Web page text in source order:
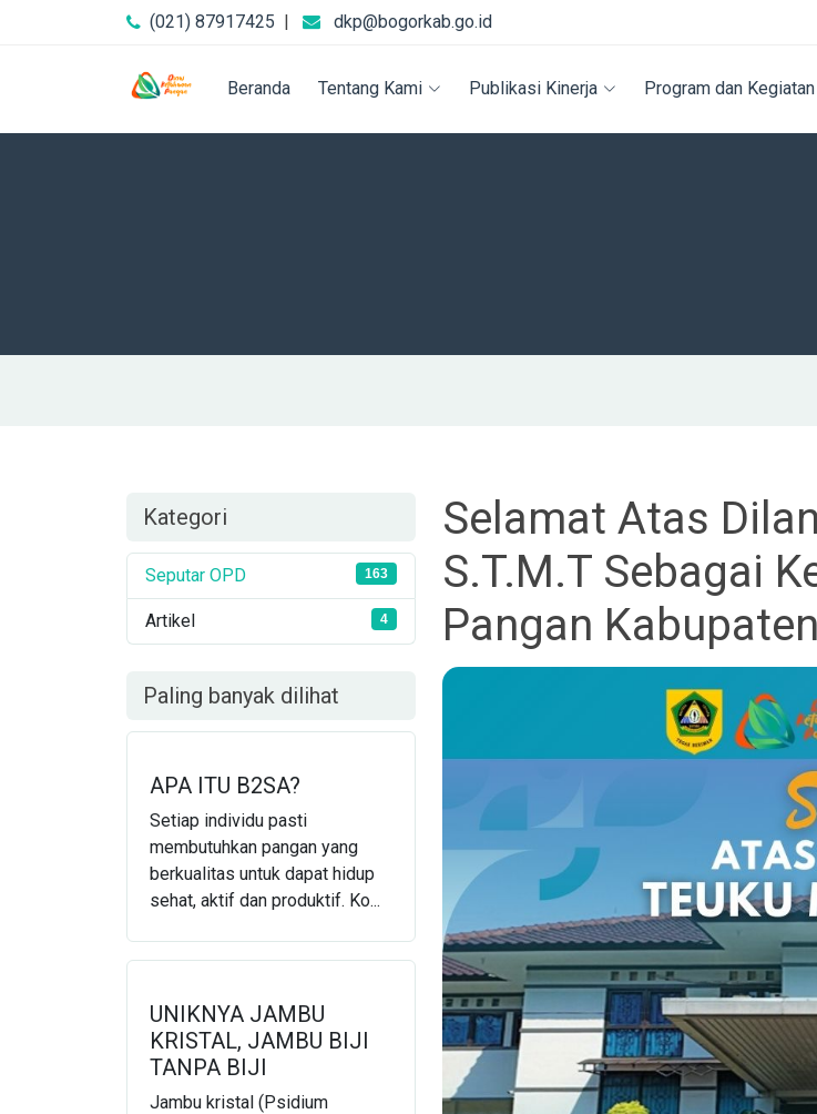
(021) 87917425 | dkp@bogorkab.go.id
Beranda Tentang Kami Publikasi Kinerja Program dan Kegiatan
Kategori
Seputar OPD 163
Artikel 4
Paling banyak dilihat
APA ITU B2SA?
Setiap individu pasti
membutuhkan pangan yang
berkualitas untuk dapat hidup
sehat, aktif dan produktif. Ko...
UNIKNYA JAMBU
KRISTAL, JAMBU BIJI
TANPA BIJI
Jambu kristal (Psidium
Selamat Atas
S.T.M.T Sebagai
Pangan